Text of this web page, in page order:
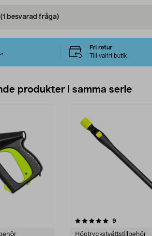
(1 besvarad fråga)
Fri retur
Till valfri butik
produkter i samma serie
9recensioner
Högtryckstvättstillbehör
4.0av 5 stjärnor